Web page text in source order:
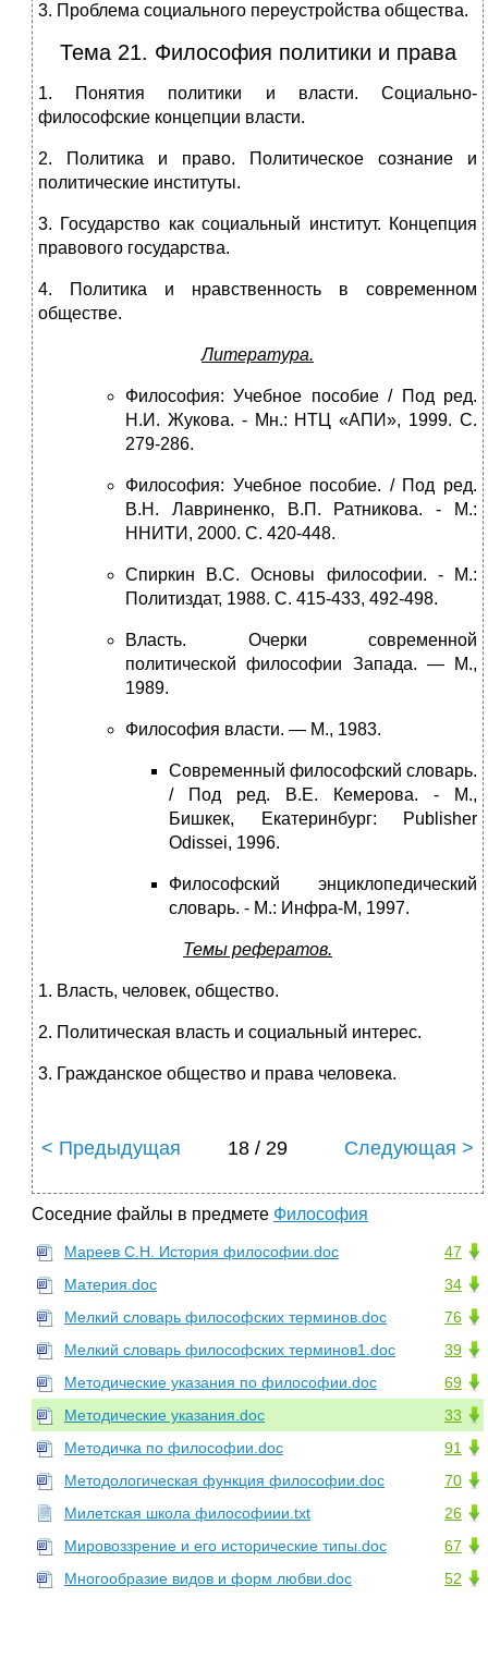
3. Проблема социального переустройства общества.
Тема 21. Философия политики и права
1. Понятия политики и власти. Социально-
философские концепции власти.
2. Политика и право. Политическое сознание и
политические институты.
3. Государ­ство как социальный институт. Концепция
правового государства.
4. Политика и нравствен­ность в современном
обществе.
Литература.
Философия: Учебное пособие / Под ред.
Н.И. Жукова. - Мн.: НТЦ «АПИ», 1999. С.
279-286.
Философия: Учебное пособие. / Под ред.
В.Н. Лавриненко, В.П. Ратникова. - М.:
ННИТИ, 2000. С. 420-448.
Спиркин В.С. Основы философии. - М.:
Политиздат, 1988. С. 415-433, 492-498.
Власть. Очерки современной
политической философии Запада. — М.,
1989.
Философия власти. — М., 1983.
Современный философский словарь.
/ Под ред. В.Е. Кемерова. - М.,
Бишкек, Екатеринбург: Publisher
Odissei, 1996.
Философский энциклопедический
словарь. - М.: Инфра-М, 1997.
Темы рефератов.
1. Власть, человек, общество.
2. Политическая власть и социальный интерес.
3. Гражданское общество и права человека.
< Предыдущая 18 / 29 Следующая >
Соседние файлы в предмете Философия
47
Мареев С.Н. История философии.doc
34
Материя.doc
76
Мелкий словарь философских терминов.doc
39
Мелкий словарь философских терминов1.doc
69
Методические указания по философии.doc
33
Методические указания.doc
91
Методичка по философии.doc
70
Методологическая функция философии.doc
26
Милетская школа философиии.txt
67
Мировоззрение и его исторические типы.doc
52
Многообразие видов и форм любви.doc